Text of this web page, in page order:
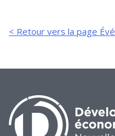
< Retour vers la page